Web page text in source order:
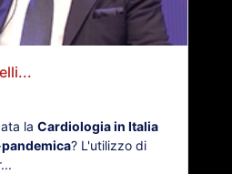
la Cardiologia in Italia
? L'utilizzo di